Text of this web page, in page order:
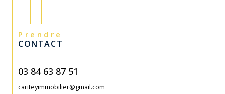
Prendre
CONTACT
03 84 63 87 51
cariteyimmobilier@gmail.com